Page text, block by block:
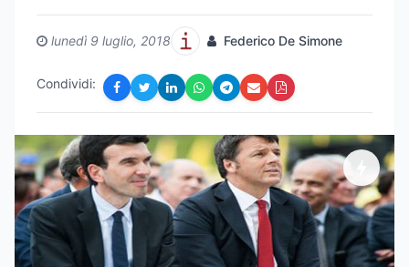
lunedì 9 luglio, 2018 Federico De Simone
Condividi: